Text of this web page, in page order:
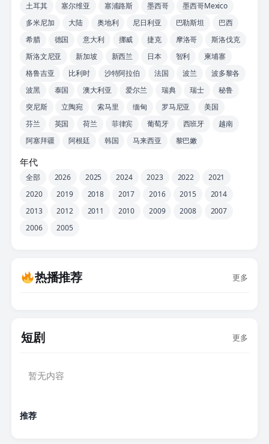
土耳其
塞尔维亚 塞浦路斯 墨西哥
墨西哥Mexico
多米尼加
大陆 奥地利 尼日利亚 巴勒斯坦
巴西
希腊
德国 意大利 挪威 捷克 摩洛哥
斯洛伐克
斯洛文尼亚
新加坡 新西兰 日本 智利
柬埔寨
格鲁吉亚
比利时 沙特阿拉伯 法国 波兰
波多黎各
波黑
泰国 澳大利亚 爱尔兰 瑞典 瑞士
秘鲁
突尼斯
立陶宛 索马里 缅甸 罗马尼亚
美国
芬兰
英国 荷兰 菲律宾 葡萄牙 西班牙
越南
阿塞拜疆
阿根廷 韩国 马来西亚 黎巴嫩
年代
全部 2026 2025 2024 2023 2022
2021
2020
2019 2018 2017 2016 2015
2014
2013
2012 2011 2010 2009 2008
2007
2006
2005
热播推荐 更多
短剧 更多
暂无内容
推荐